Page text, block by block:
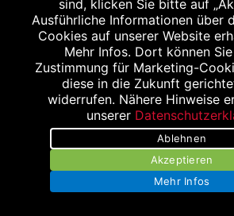
Corona-Impfung für
und Jugendlichen –
der STIKO
19.08.2021 – Soll ich mein Kind
lassen? Diese Entscheidung dürfte
sind, klicken Sie bitte auf
Ausführliche Informationen über
Cookies auf unserer Website
Mehr Infos. Dort können
Zustimmung für Marketing-
diese in die Zukunft
widerrufen. Nähere Hinweise
unserer
Ablehnen
Akzeptieren
Mehr Infos